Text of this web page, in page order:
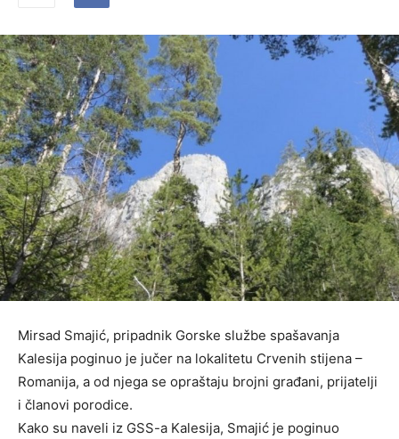
Mirsad Smajić, pripadnik Gorske službe spašavanja
Kalesija poginuo je jučer na lokalitetu Crvenih stijena –
Romanija, a od njega se opraštaju brojni građani, prijatelji
i članovi porodice.
Kako su naveli iz GSS-a Kalesija, Smajić je poginuo